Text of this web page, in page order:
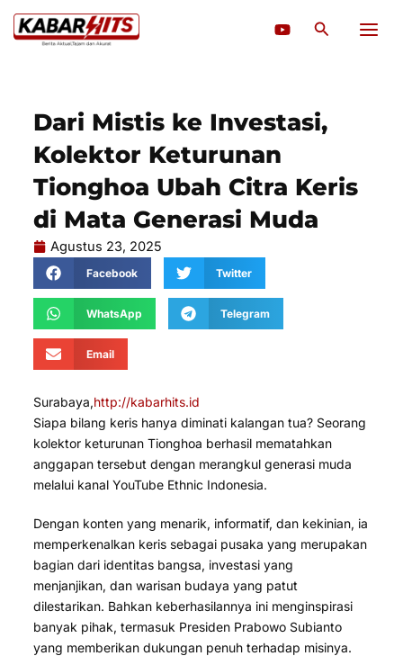
Lewati
ke
Cari
Dari Mistis ke Investasi,
Kolektor Keturunan
Tionghoa Ubah Citra Keris
di Mata Generasi Muda
Agustus 23, 2025
Facebook Twitter
WhatsApp Telegram
Email
Surabaya,http://kabarhits.id
Siapa bilang keris hanya diminati kalangan tua? Seorang
kolektor keturunan Tionghoa berhasil mematahkan
anggapan tersebut dengan merangkul generasi muda
melalui kanal YouTube Ethnic Indonesia.
Dengan konten yang menarik, informatif, dan kekinian, ia
memperkenalkan keris sebagai pusaka yang merupakan
bagian dari identitas bangsa, investasi yang
menjanjikan, dan warisan budaya yang patut
dilestarikan. Bahkan keberhasilannya ini menginspirasi
banyak pihak, termasuk Presiden Prabowo Subianto
yang memberikan dukungan penuh terhadap misinya.